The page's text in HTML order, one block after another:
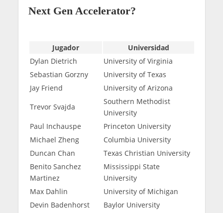
Next Gen Accelerator?
Jugador
Universidad
Dylan Dietrich
University of Virginia
Sebastian Gorzny
University of Texas
Jay Friend
University of Arizona
Trevor Svajda
Southern Methodist
University
Paul Inchauspe
Princeton University
Michael Zheng
Columbia University
Duncan Chan
Texas Christian University
Benito Sanchez
Martinez
Mississippi State
University
Max Dahlin
University of Michigan
Devin Badenhorst
Baylor University